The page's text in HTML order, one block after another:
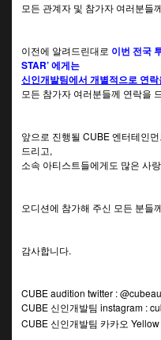
모든 관계자 및 참가자 여러분들
이전에 알려드린대로 이번 전국
STAR’ 에게는
신인개발팀에서 개별적으로 연
모든 참가자 여러분들께 연락을
앞으로 진행될 CUBE 엔터테인
드리고,
소속 아티스트들에게도 많은 사
오디션에 참가해 주신 모든 분들
감사합니다.
CUBE audition twitter :
CUBE 신인개발팀 instagram :
CUBE 신인개발팀 카카오